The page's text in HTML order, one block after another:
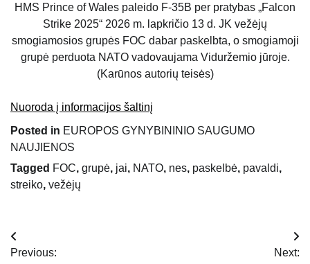
HMS Prince of Wales paleido F-35B per pratybas „Falcon
Strike 2025“ 2026 m. lapkričio 13 d. JK vežėjų
smogiamosios grupės FOC dabar paskelbta, o smogiamoji
grupė perduota NATO vadovaujama Viduržemio jūroje.
(Karūnos autorių teisės)
Nuoroda į informacijos šaltinį
Posted in EUROPOS GYNYBININIO SAUGUMO
NAUJIENOS
Tagged FOC, grupė, jai, NATO, nes, paskelbė, pavaldi,
streiko, vežėjų
Navigacija
Previous:
Next: